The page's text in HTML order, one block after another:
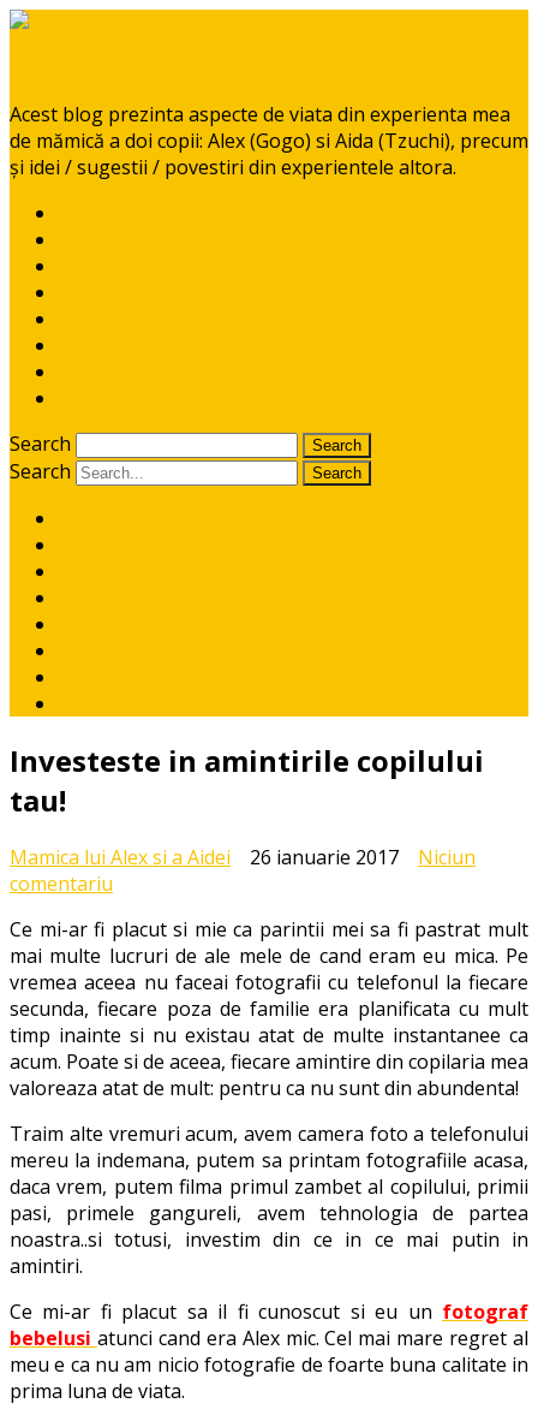
Acest blog prezinta aspecte de viata din experienta mea
de mămică a doi copii: Alex (Gogo) si Aida (Tzuchi), precum
și idei / sugestii / povestiri din experientele altora.
Search
Search
Investeste in amintirile copilului
tau!
Mamica lui Alex si a Aidei 26 ianuarie 2017
Niciun
comentariu
in
amintirile
copilului
tau!
Ce mi-ar fi placut si mie ca parintii mei sa fi pastrat mult
mai multe lucruri de ale mele de cand eram eu mica. Pe
vremea aceea nu faceai fotografii cu telefonul la fiecare
secunda, fiecare poza de familie era planificata cu mult
timp inainte si nu existau atat de multe instantanee ca
acum. Poate si de aceea, fiecare amintire din copilaria mea
valoreaza atat de mult: pentru ca nu sunt din abundenta!
Traim alte vremuri acum, avem camera foto a telefonului
mereu la indemana, putem sa printam fotografiile acasa,
daca vrem, putem filma primul zambet al copilului, primii
pasi, primele gangureli, avem tehnologia de partea
noastra..si totusi, investim din ce in ce mai putin in
amintiri.
Ce mi-ar fi placut sa il fi cunoscut si eu un fotograf
bebelusi atunci cand era Alex mic. Cel mai mare regret al
meu e ca nu am nicio fotografie de foarte buna calitate in
prima luna de viata.